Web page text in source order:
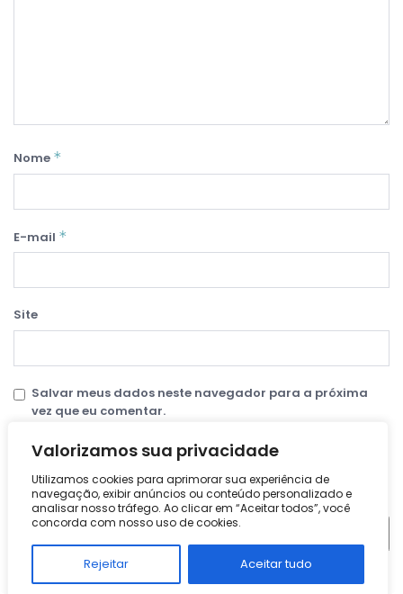
Valorizamos sua privacidade
Utilizamos cookies para aprimorar sua experiência de
navegação, exibir anúncios ou conteúdo personalizado e
analisar nosso tráfego. Ao clicar em “Aceitar todos”, você
concorda com nosso uso de cookies.
Rejeitar Aceitar tudo
Nome *
E-mail *
Site
Salvar meus dados neste navegador para a próxima
vez que eu comentar.
Pesquisar